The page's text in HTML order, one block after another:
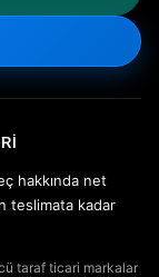
hakkında net
teslimata kadar
taraf ticari markalar